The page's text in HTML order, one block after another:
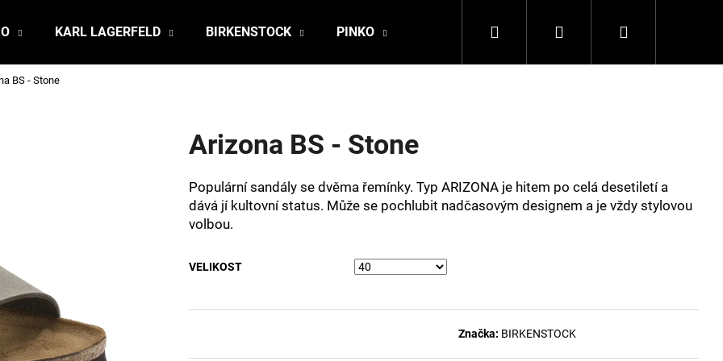
KARL LAGERFELD BIRKENSTOCK PINKO DALE OF NORWAY LA MARTINA
Hledat PřihlášeníNákupní
BS - Stone
Arizona BS - Stone
Populární sandály se dvěma řemínky. Typ ARIZONA je hitem po celá desetiletí a
dává jí kultovní status. Může se pochlubit nadčasovým designem a je vždy stylovou
volbou.
VELIKOST
Značka: BIRKENSTOCK
Co potřebujete najít?
HLEDAT
Následující